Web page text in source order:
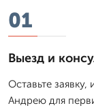
01
Выезд и
Оставьте
Андрею для